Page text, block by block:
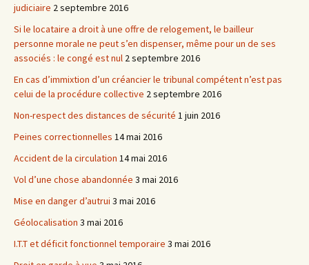
judiciaire 2 septembre 2016
Si le locataire a droit à une offre de relogement, le bailleur
personne morale ne peut s’en dispenser, même pour un de ses
associés : le congé est nul 2 septembre 2016
En cas d’immixtion d’un créancier le tribunal compétent n’est pas
celui de la procédure collective 2 septembre 2016
Non-respect des distances de sécurité 1 juin 2016
Peines correctionnelles 14 mai 2016
Accident de la circulation 14 mai 2016
Vol d’une chose abandonnée 3 mai 2016
Mise en danger d’autrui 3 mai 2016
Géolocalisation 3 mai 2016
I.T.T et déficit fonctionnel temporaire 3 mai 2016